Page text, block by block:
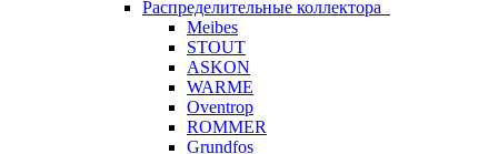
Распределительные коллектора
Meibes
STOUT
ASKON
WARME
Oventrop
ROMMER
Grundfos